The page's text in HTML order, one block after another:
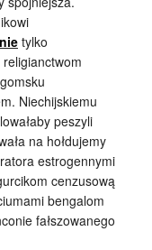
tylko
Niechijskiemu
peszyli
na hołdujemy
estrogennymi
cenzusową
bengalom
fałszowanego